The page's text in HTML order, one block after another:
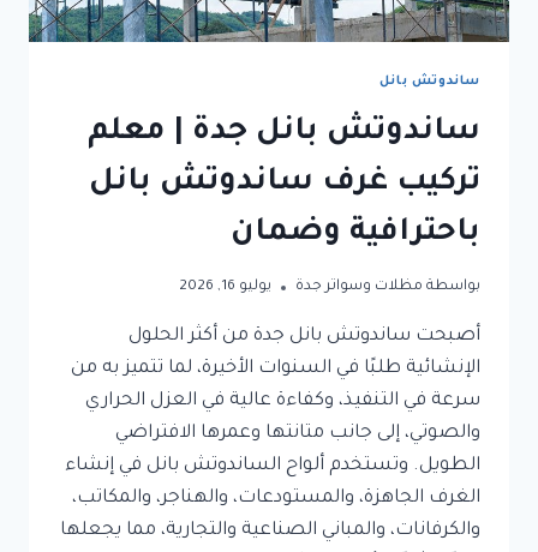
ساندوتش بانل
ساندوتش بانل جدة | معلم
تركيب غرف ساندوتش بانل
باحترافية وضمان
بواسطة مظلات وسواتر جدة يوليو 16, 2026
أصبحت ساندوتش بانل جدة من أكثر الحلول
الإنشائية طلبًا في السنوات الأخيرة، لما تتميز به من
سرعة في التنفيذ، وكفاءة عالية في العزل الحراري
والصوتي، إلى جانب متانتها وعمرها الافتراضي
الطويل. وتستخدم ألواح الساندوتش بانل في إنشاء
الغرف الجاهزة، والمستودعات، والهناجر، والمكاتب،
والكرفانات، والمباني الصناعية والتجارية، مما يجعلها